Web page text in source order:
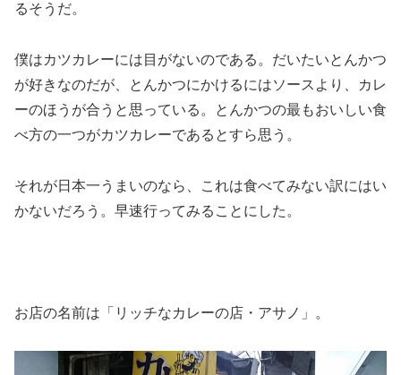
るそうだ。
僕はカツカレーには目がないのである。だいたいとんかつ
が好きなのだが、とんかつにかけるにはソースより、カレ
ーのほうが合うと思っている。とんかつの最もおいしい食
べ方の一つがカツカレーであるとすら思う。
それが日本一うまいのなら、これは食べてみない訳にはい
かないだろう。早速行ってみることにした。
お店の名前は「リッチなカレーの店・アサノ」。